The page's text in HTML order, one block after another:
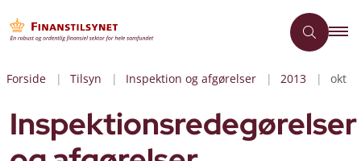
Forside Tilsyn Inspektion og afgørelser 2013 okt
Inspektionsredegørelser